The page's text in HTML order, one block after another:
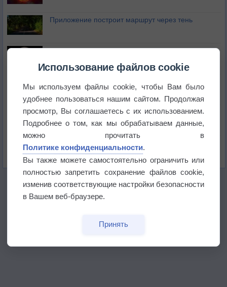
Приложение построит маршрут через тень
Атмосфера начала замерзать
Изменение климата повлияло на ареал обитания
бабочек
Погода в Екатеринбурге 6 августа
Использование файлов cookie
Мы используем файлы cookie, чтобы Вам было
удобнее пользоваться нашим сайтом. Продолжая
просмотр, Вы соглашаетесь с их использованием.
Подробнее о том, как мы обрабатываем данные,
можно прочитать в
Политике конфиденциальности.
Вы также можете самостоятельно ограничить или
полностью запретить сохранение файлов cookie,
изменив соответствующие настройки безопасности
в Вашем веб-браузере.
Принять